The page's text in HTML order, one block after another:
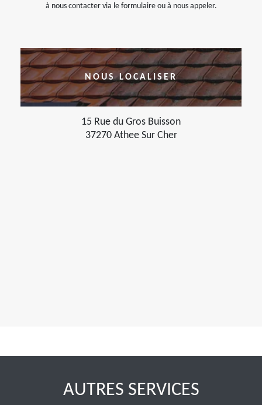
à nous contacter via le formulaire ou à nous appeler.
NOUS LOCALISER
15 Rue du Gros Buisson
37270 Athee Sur Cher
AUTRES SERVICES